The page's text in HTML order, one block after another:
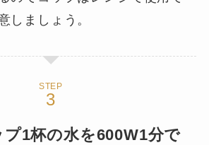
しましょう。
STEP
プ1杯の水を600W1分で